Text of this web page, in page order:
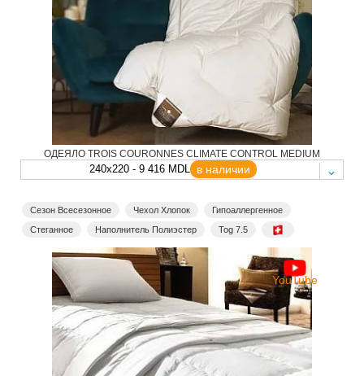
ОДЕЯЛО TROIS COURONNES CLIMATE CONTROL MEDIUM
240x220 - 9 416 MDL в наличии
Сезон Всесезонное Чехол Хлопок
Гипоаллергенное
Стеганное
Наполнитель Полиэстер Tog 7.5
YouTube